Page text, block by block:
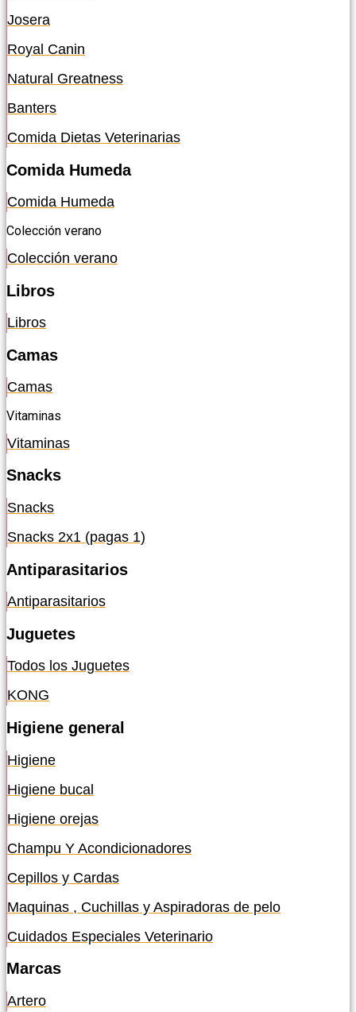
Josera
Royal Canin
Natural Greatness
Banters
Comida Dietas Veterinarias
Comida Humeda
Comida Humeda
Colección verano
Colección verano
Libros
Libros
Camas
Camas
Vitaminas
Vitaminas
Snacks
Snacks
Snacks 2x1 (pagas 1)
Antiparasitarios
Antiparasitarios
Juguetes
Todos los Juguetes
KONG
Higiene general
Higiene
Higiene bucal
Higiene orejas
Champu Y Acondicionadores
Cepillos y Cardas
Maquinas , Cuchillas y Aspiradoras de pelo
Cuidados Especiales Veterinario
Marcas
Artero